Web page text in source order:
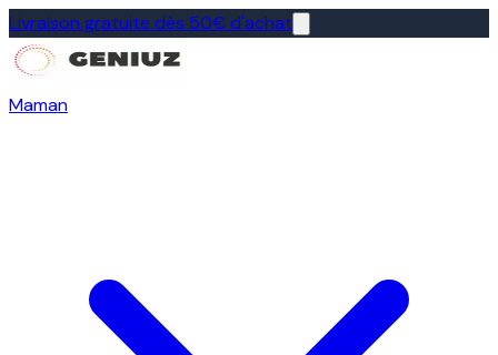
Livraison gratuite dès 50€ d'achat
Maman